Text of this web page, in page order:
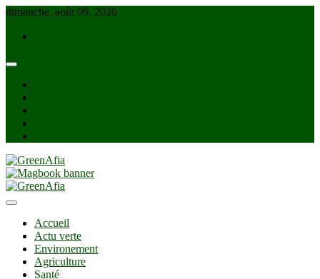
Skip
content
dimanche, août 09, 2026
GreenAfia
Accueil
Actu verte
Environement
Agriculture
Santé